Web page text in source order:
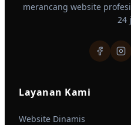
merancang website
24
Layanan Kami
Website Dinamis